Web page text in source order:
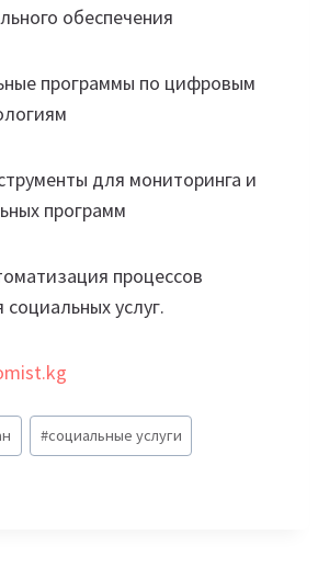
обеспечения
программы по цифровым
для мониторинга и
программ
процессов
услуг.
#социальные услуги